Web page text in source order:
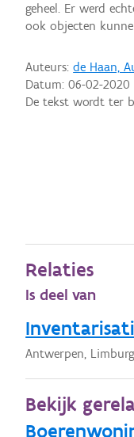
geheel. Er werd
ook objecten
Auteurs:de Haan,
Datum:06-02-2020
De tekst wordt ter
Relaties
Is deel van
Antwerpen,
Bekijk